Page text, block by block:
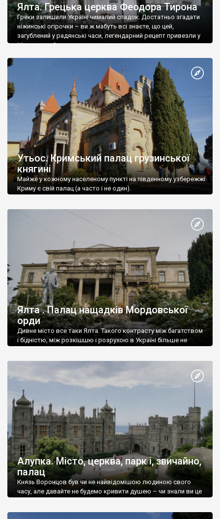
Ялта. Грецька церква Феодора Тирона
Греки залишили Україні чималий спадок. Достатньо згадати
ніжинські огірочки – ви ж мабуть всі знаєте, що цей,
загублений у радянські часи, легендарний рецепт привезли у
Ніжин греки?
Утьос. Кримський палац грузинської
княгині
Майже у кожному населеному пункті на південному узбережжі
Криму є свій палац (а часто і не один).
Ялта . Палац нащадків Мордовської
орди
Дивне місто все таки Ялта. Такого контрасту між багатством
і бідністю, між розкішшю і розрухою в Україні більше не
Алупка. Місто, церква, парк і, звичайно,
палац
Князь Воронцов був чи не найвідомішою людиною свого
часу, але давайте не будемо кривити душею – чи знали ви це